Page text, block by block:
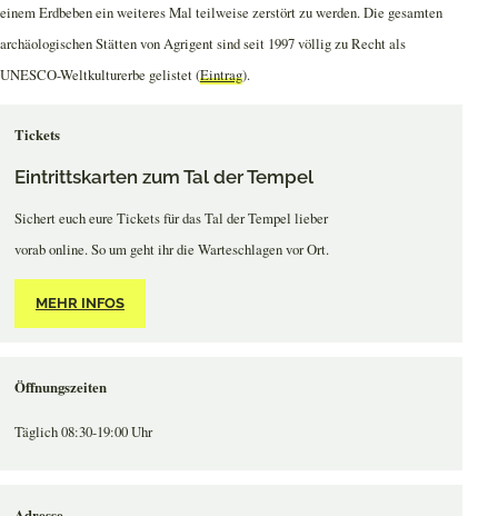
einem Erdbeben ein weiteres Mal teilweise zerstört zu werden. Die gesamten
archäologischen Stätten von Agrigent sind seit 1997 völlig zu Recht als
UNESCO-Weltkulturerbe gelistet (Eintrag).
Tickets
Eintrittskarten zum Tal der Tempel
Sichert euch eure Tickets für das Tal der Tempel lieber
vorab online. So um geht ihr die Warteschlagen vor Ort.
MEHR INFOS
Öffnungszeiten
Täglich 08:30-19:00 Uhr